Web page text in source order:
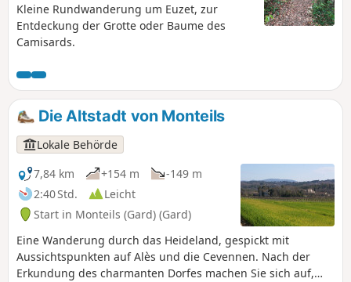
Kleine Rundwanderung um Euzet, zur
Entdeckung der Grotte oder Baume des
Camisards.
Die Altstadt von Monteils
Lokale Behörde
7,84 km
+154 m
-149 m
2:40 Std.
Leicht
Start in Monteils (Gard) (Gard)
Eine Wanderung durch das Heideland, gespickt mit
Aussichtspunkten auf Alès und die Cevennen. Nach der
Erkundung des charmanten Dorfes machen Sie sich auf,